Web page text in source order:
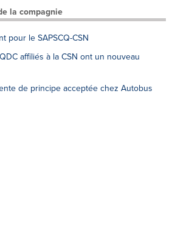
la compagnie
pour le SAPSCQ-CSN
affiliés à la CSN ont un nouveau
de principe acceptée chez Autobus